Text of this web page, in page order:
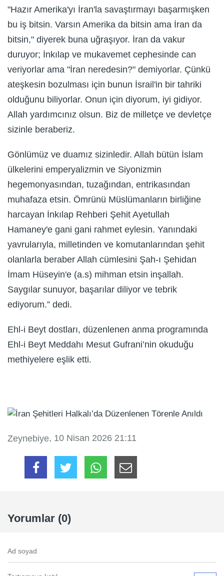
"Hazır Amerika'yı İran'la savaştırmayı başarmışken
bu iş bitsin. Varsın Amerika da bitsin ama İran da
bitsin," diyerek buna uğraşıyor. İran da vakur
duruyor; İnkılap ve mukavemet cephesinde can
veriyorlar ama "İran neredesin?" demiyorlar. Çünkü
ateşkesin bozulması için bunun İsrail'in bir tahriki
olduğunu biliyorlar. Onun için diyorum, iyi gidiyor.
Allah yardımcınız olsun. Biz de milletçe ve devletçe
sizinle beraberiz.
Gönlümüz ve duamız sizinledir. Allah bütün İslam
ülkelerini emperyalizmin ve Siyonizmin
hegemonyasından, tuzağından, entrikasından
muhafaza etsin. Ömrünü Müslümanların birliğine
harcayan İnkılap Rehberi Şehit Ayetullah
Hamaney'e gani gani rahmet eylesin. Yanındaki
yavrularıyla, milletinden ve komutanlarından şehit
olanlarla beraber Allah cümlesini Şah-ı Şehidan
İmam Hüseyin'e (a.s) mihman etsin inşallah.
Saygılar sunuyor, başarılar diliyor ve tebrik
ediyorum.” dedi.
Ehl-i Beyt dostları, düzenlenen anma programında
Ehl-i Beyt Meddahı Mesut Gufrani’nin okuduğu
methiyelere eşlik etti.
Zeynebiye, 10 Nisan 2026 21:11
Yorumlar (0)